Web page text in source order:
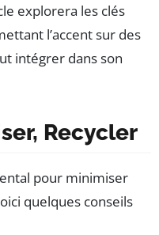
explorera les clés
l’accent sur des
intégrer dans son
Recycler
pour minimiser
quelques conseils